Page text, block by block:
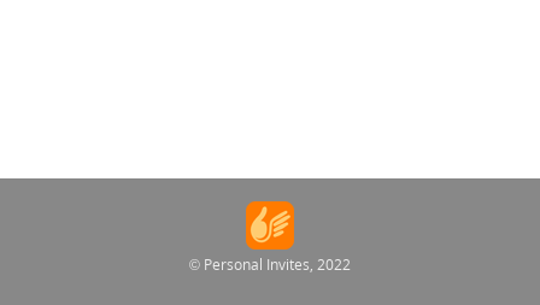
© Personal Invites, 2022